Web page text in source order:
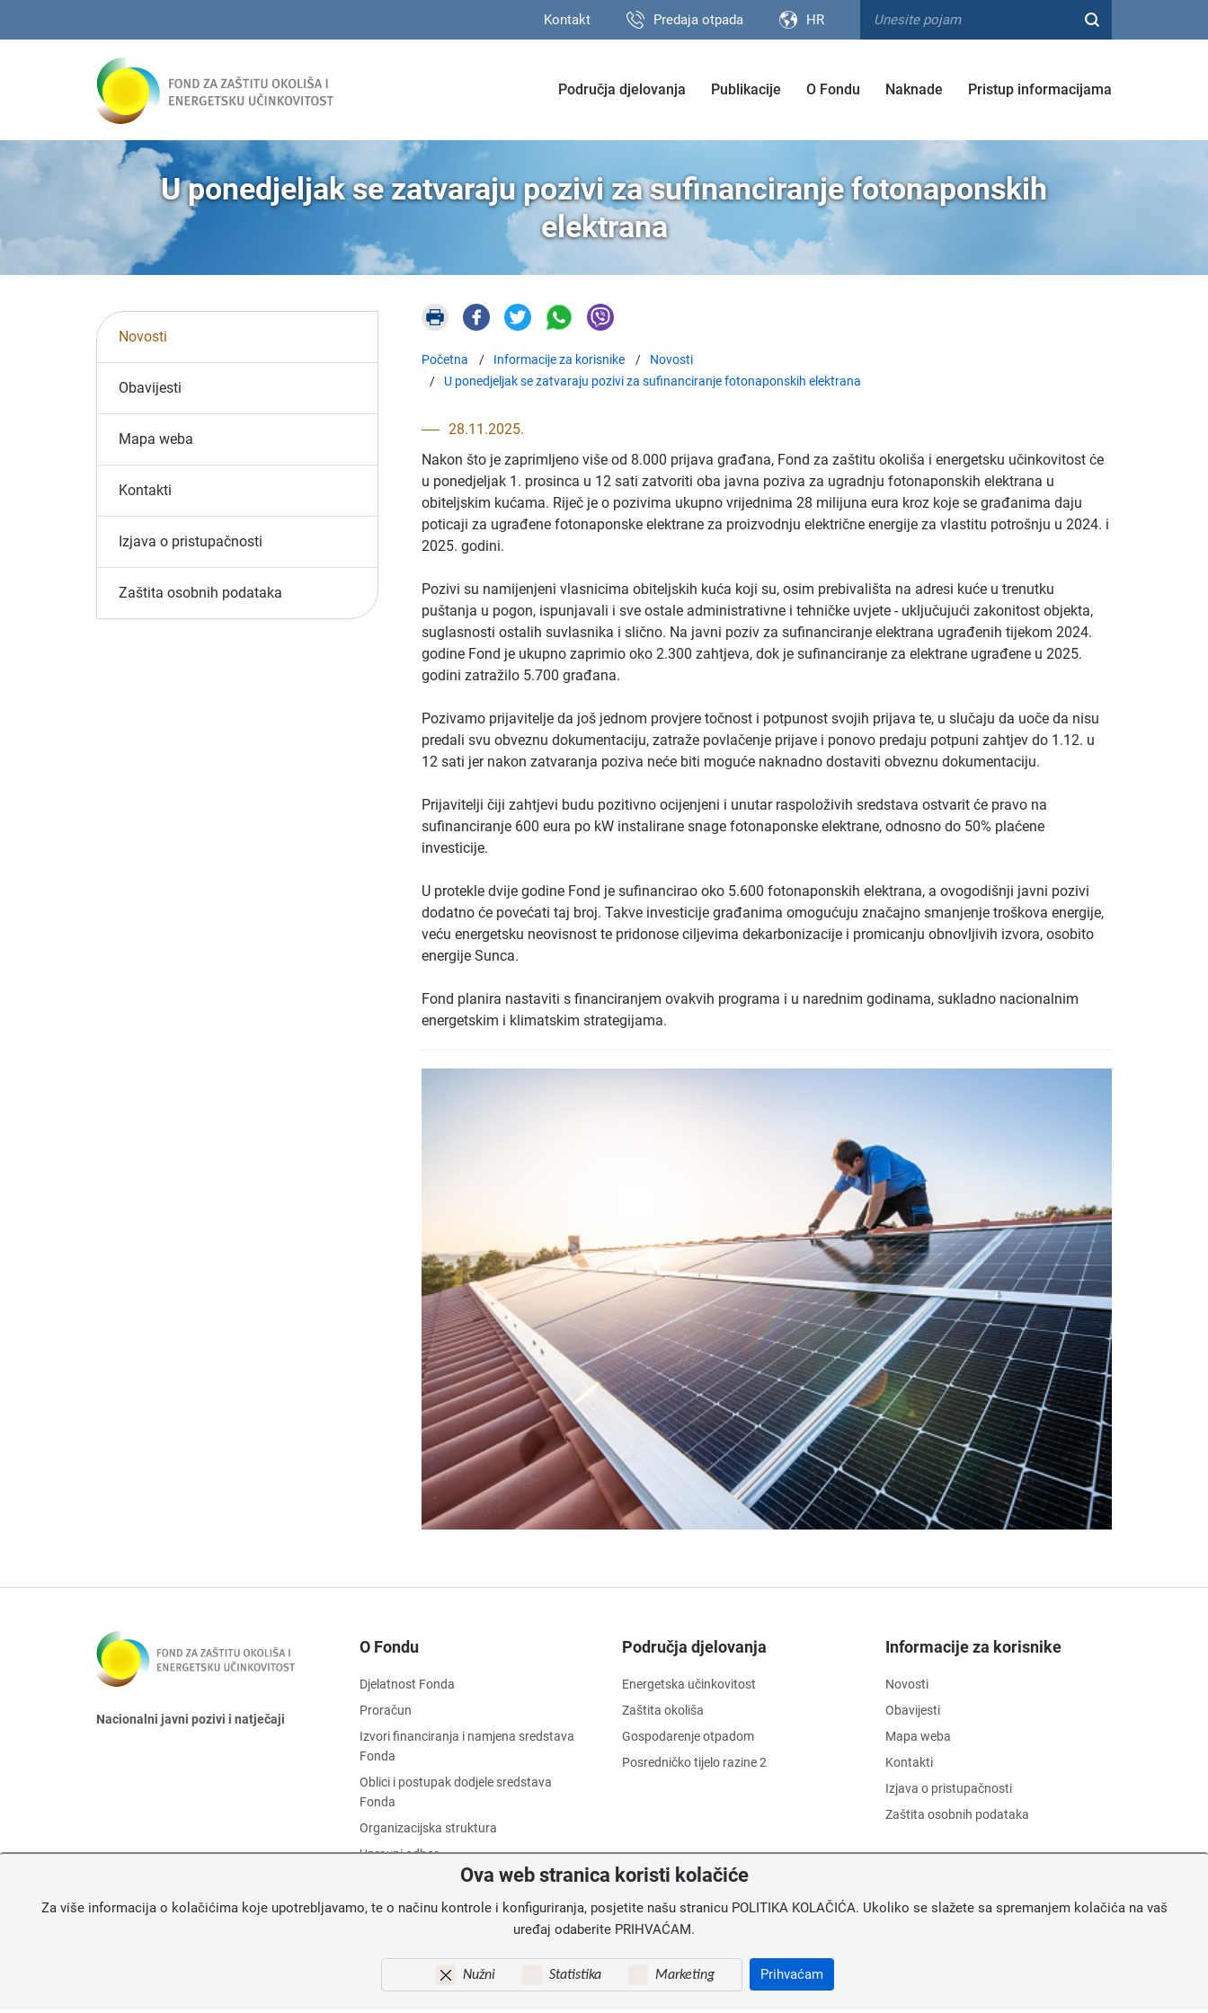
Kontakt Predaja otpada HR
Područja djelovanja Publikacije O Fondu Naknade Pristup informacijama
U ponedjeljak se zatvaraju pozivi za sufinanciranje fotonaponskih
elektrana
Novosti
Obavijesti
Mapa weba
Kontakti
Izjava o pristupačnosti
Zaštita osobnih podataka
Početna Informacije za korisnike
Novosti
U ponedjeljak se zatvaraju pozivi za sufinanciranje fotonaponskih elektrana
28.11.2025.
Nakon što je zaprimljeno više od 8.000 prijava građana, Fond za zaštitu okoliša i energetsku učinkovitost će
u ponedjeljak 1. prosinca u 12 sati zatvoriti oba javna poziva za ugradnju fotonaponskih elektrana u
obiteljskim kućama. Riječ je o pozivima ukupno vrijednima 28 milijuna eura kroz koje se građanima daju
poticaji za ugrađene fotonaponske elektrane za proizvodnju električne energije za vlastitu potrošnju u 2024. i
2025. godini.
Pozivi su namijenjeni vlasnicima obiteljskih kuća koji su, osim prebivališta na adresi kuće u trenutku
puštanja u pogon, ispunjavali i sve ostale administrativne i tehničke uvjete - uključujući zakonitost objekta,
suglasnosti ostalih suvlasnika i slično. Na javni poziv za sufinanciranje elektrana ugrađenih tijekom 2024.
godine Fond je ukupno zaprimio oko 2.300 zahtjeva, dok je sufinanciranje za elektrane ugrađene u 2025.
godini zatražilo 5.700 građana.
Pozivamo prijavitelje da još jednom provjere točnost i potpunost svojih prijava te, u slučaju da uoče da nisu
predali svu obveznu dokumentaciju, zatraže povlačenje prijave i ponovo predaju potpuni zahtjev do 1.12. u
12 sati jer nakon zatvaranja poziva neće biti moguće naknadno dostaviti obveznu dokumentaciju.
Prijavitelji čiji zahtjevi budu pozitivno ocijenjeni i unutar raspoloživih sredstava ostvarit će pravo na
sufinanciranje 600 eura po kW instalirane snage fotonaponske elektrane, odnosno do 50% plaćene
investicije.
U protekle dvije godine Fond je sufinancirao oko 5.600 fotonaponskih elektrana, a ovogodišnji javni pozivi
dodatno će povećati taj broj. Takve investicije građanima omogućuju značajno smanjenje troškova energije,
veću energetsku neovisnost te pridonose ciljevima dekarbonizacije i promicanju obnovljivih izvora, osobito
energije Sunca.
Fond planira nastaviti s financiranjem ovakvih programa i u narednim godinama, sukladno nacionalnim
energetskim i klimatskim strategijama.
Nacionalni javni pozivi i natječaji
O Fondu
Djelatnost Fonda
Proračun
Izvori financiranja i namjena sredstava
Fonda
Oblici i postupak dodjele sredstava
Fonda
Organizacijska struktura
Upravni odbor
Zaštita dostojanstva radnika
Objava informacija o trošenju sredstava
Područja djelovanja
Energetska učinkovitost
Zaštita okoliša
Gospodarenje otpadom
Posredničko tijelo razine 2
Informacije za korisnike
Novosti
Obavijesti
Mapa weba
Kontakti
Izjava o pristupačnosti
Zaštita osobnih podataka
Ova web stranica koristi kolačiće
Za više informacija o kolačićima koje upotrebljavamo, te o načinu kontrole i konfiguriranja, posjetite našu stranicu POLITIKA KOLAČIĆA. Ukoliko se slažete sa spremanjem kolačića na vaš
uređaj odaberite PRIHVAĆAM.
Nužni Statistika Marketing Prihvaćam